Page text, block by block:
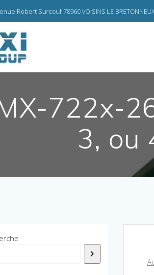
Robert Surcouf 78960 VOISINS LE
722x-
3, ou